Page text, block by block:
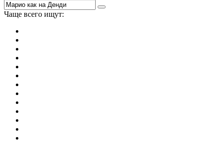
Чаще всего ищут: